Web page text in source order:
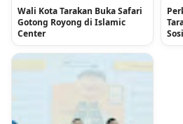
Wali Kota Tarakan Buka Safari
Gotong Royong di Islamic
Center